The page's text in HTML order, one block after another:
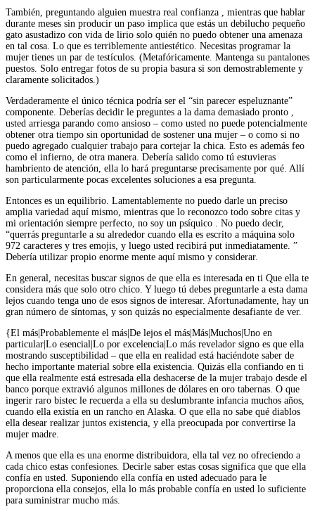
También, preguntando alguien muestra real confianza , mientras que hablar
durante meses sin producir un paso implica que estás un debilucho pequeño
gato asustadizo con vida de lirio solo quién no puedo obtener una amenaza
en tal cosa. Lo que es terriblemente antiestético. Necesitas programar la
mujer tienes un par de testículos. (Metafóricamente. Mantenga su pantalones
puestos. Solo entregar fotos de su propia basura si son demostrablemente y
claramente solicitados.)
Verdaderamente el único técnica podría ser el “sin parecer espeluznante”
componente. Deberías decidir le preguntes a la dama demasiado pronto ,
usted arriesga parando como ansioso – como usted no puede potencialmente
obtener otra tiempo sin oportunidad de sostener una mujer – o como si no
puedo agregado cualquier trabajo para cortejar la chica. Esto es además feo
como el infierno, de otra manera. Debería salido como tú estuvieras
hambriento de atención, ella lo hará preguntarse precisamente por qué. Allí
son particularmente pocas excelentes soluciones a esa pregunta.
Entonces es un equilibrio. Lamentablemente no puedo darle un preciso
amplia variedad aquí mismo, mientras que lo reconozco todo sobre citas y
mi orientación siempre perfecto, no soy un psíquico . No puedo decir,
“querrás preguntarle a su alrededor cuando ella es escrito a máquina solo
972 caracteres y tres emojis, y luego usted recibirá put inmediatamente. ”
Debería utilizar propio enorme mente aquí mismo y considerar.
En general, necesitas buscar signos de que ella es interesada en ti Que ella te
considera más que solo otro chico. Y luego tú debes preguntarle a esta dama
lejos cuando tenga uno de esos signos de interesar. Afortunadamente, hay un
gran número de síntomas, y son quizás no especialmente desafiante de ver.
{El más|Probablemente el más|De lejos el más|Más|Muchos|Uno en
particular|Lo esencial|Lo por excelencia|Lo más revelador signo es que ella
mostrando susceptibilidad – que ella en realidad está haciéndote saber de
hecho importante material sobre ella existencia. Quizás ella confiando en ti
que ella realmente está estresada ella deshacerse de la mujer trabajo desde el
banco porque extravió algunos millones de dólares en oro tabernas. O que
ingerir raro bistec le recuerda a ella su deslumbrante infancia muchos años,
cuando ella existía en un rancho en Alaska. O que ella no sabe qué diablos
ella desear realizar juntos existencia, y ella preocupada por convertirse la
mujer madre.
A menos que ella es una enorme distribuidora, ella tal vez no ofreciendo a
cada chico estas confesiones. Decirle saber estas cosas significa que que ella
confía en usted. Suponiendo ella confía en usted adecuado para le
proporciona ella consejos, ella lo más probable confía en usted lo suficiente
para suministrar mucho más.